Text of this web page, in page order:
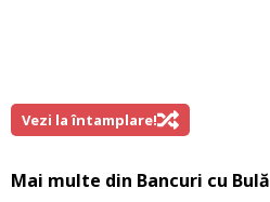
Vezi la întamplare!
Mai multe din Bancuri cu Bulă